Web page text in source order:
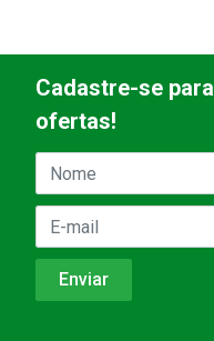
Cadastre-se
ofertas!